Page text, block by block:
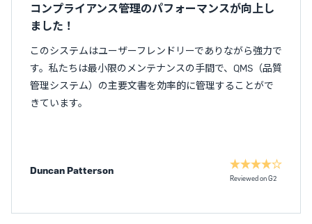
コンプライアンス管理のパフォーマンスが向上し
ました！
このシステムはユーザーフレンドリーでありながら強力で
す。私たちは最小限のメンテナンスの手間で、QMS（品質
管理システム）の主要文書を効率的に管理することがで
きています。
Duncan Patterson
Reviewed on G2